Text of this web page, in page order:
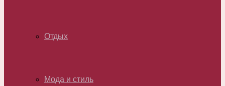
Отдых
Мода и стиль